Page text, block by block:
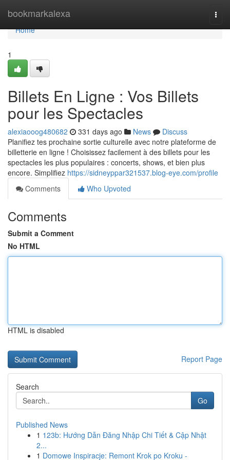
bookmarkalexa
Home
Home
1
Billets En Ligne : Vos Billets
pour les Spectacles
alexiaooog480682 331 days ago News
Discuss
Planifiez tes prochaine sortie culturelle avec notre plateforme de
billetterie en ligne ! Choisissez facilement à des billets pour les
spectacles les plus populaires : concerts, shows, et bien plus
encore. Simplifiez https://sidneyppar321537.blog-eye.com/profile
Comments
Who Upvoted
Comments
Submit a Comment
No HTML
HTML is disabled
Report Page
Search
Go
Published News
1 123b: Hướng Dẫn Đăng Nhập Chi Tiết & Cập Nhật
2...
1 Domowe Inspiracje: Remont Krok po Kroku -